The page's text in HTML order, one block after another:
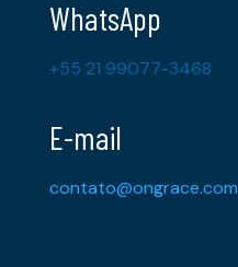
WhatsApp
+55 21 99077-3468
E-mail
contato@ongrace.com